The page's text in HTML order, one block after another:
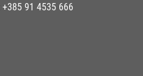
+385 91 4535 666